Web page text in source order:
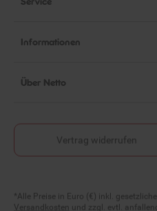
Über Netto
Fußnoten
Versandkosten und zzgl. evtl.